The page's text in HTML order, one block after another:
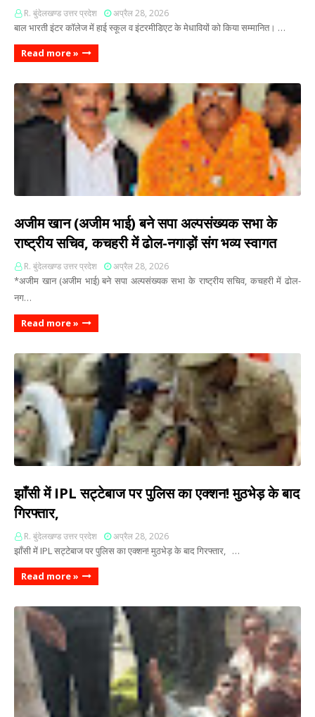
R. बुंदेलखण्ड उत्तर प्रदेश अप्रैल 28, 2026
बाल भारती इंटर कॉलेज में हाई स्कूल व इंटरमीडिएट के मेधावियों को किया सम्मानित। …
Read more »
अजीम खान (अजीम भाई) बने सपा अल्पसंख्यक सभा के
राष्ट्रीय सचिव, कचहरी में ढोल-नगाड़ों संग भव्य स्वागत
R. बुंदेलखण्ड उत्तर प्रदेश अप्रैल 28, 2026
*अजीम खान (अजीम भाई) बने सपा अल्पसंख्यक सभा के राष्ट्रीय सचिव, कचहरी में ढोल-
नग…
Read more »
झाँसी में IPL सट्टेबाज पर पुलिस का एक्शन! मुठभेड़ के बाद
गिरफ्तार,
R. बुंदेलखण्ड उत्तर प्रदेश अप्रैल 28, 2026
झाँसी में IPL सट्टेबाज पर पुलिस का एक्शन! मुठभेड़ के बाद गिरफ्तार, …
Read more »